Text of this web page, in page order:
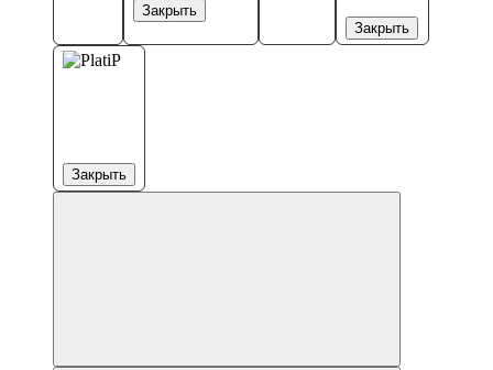
Закрыть
Закрыть
Закрыть